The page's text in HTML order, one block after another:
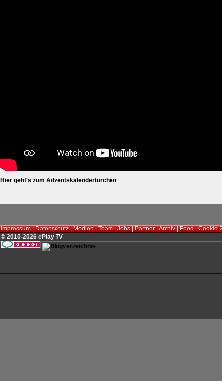
Hier geht's zum Adventskalendertürchen
Impressum|Datenschutz|Medien|Team|Jobs|Partner|Archiv|Feed|Cookie-
© 2010-2026 ePlay TV